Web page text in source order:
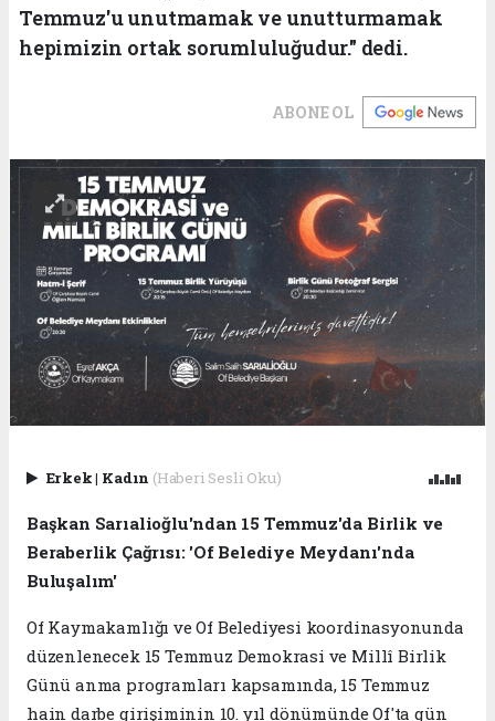
Temmuz'u unutmamak ve unutturmamak
hepimizin ortak sorumluluğudur." dedi.
ABONE OL
Erkek| Kadın (Haberi Sesli Oku)
Başkan Sarıalioğlu'ndan 15 Temmuz'da Birlik ve
Beraberlik Çağrısı: 'Of Belediye Meydanı'nda
Buluşalım'
Of Kaymakamlığı ve Of Belediyesi koordinasyonunda
düzenlenecek 15 Temmuz Demokrasi ve Millî Birlik
Günü anma programları kapsamında, 15 Temmuz
hain darbe girişiminin 10. yıl dönümünde Of'ta gün